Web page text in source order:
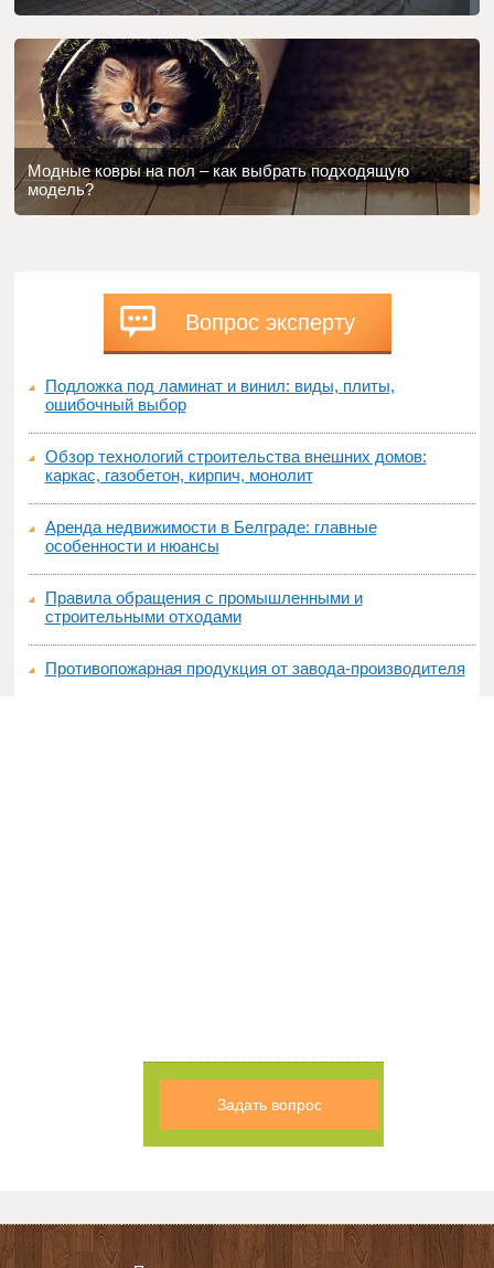
Модные ковры на пол – как выбрать подходящую
модель?
Вопрос эксперту
Подложка под ламинат и винил: виды, плиты,
ошибочный выбор
Обзор технологий строительства внешних домов:
каркас, газобетон, кирпич, монолит
Аренда недвижимости в Белграде: главные
особенности и нюансы
Правила обращения с промышленными и
строительными отходами
Противопожарная продукция от завода-производителя
Задать вопрос